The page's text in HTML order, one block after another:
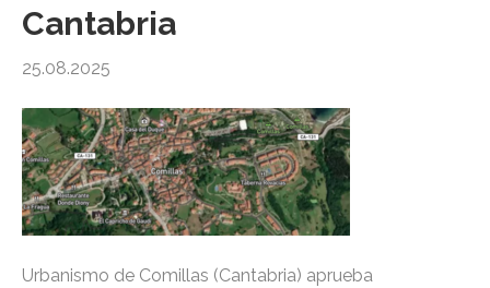
Cantabria
25.08.2025
Urbanismo de Comillas (Cantabria) aprueba